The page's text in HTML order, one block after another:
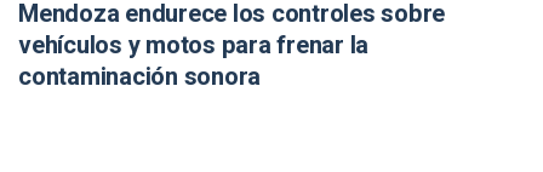
Mendoza endurece los controles sobre
vehículos y motos para frenar la
contaminación sonora